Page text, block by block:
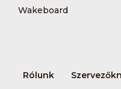
Wakeboard
Rólunk